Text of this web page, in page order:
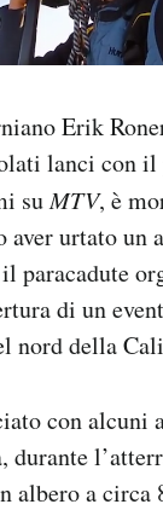
Erik
lanci con il
suMTV, è
aver urtato un
paracadute
di un
nord della
con alcuni
durante
albero a circa